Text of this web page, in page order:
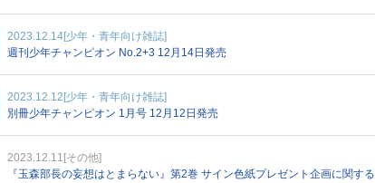
2023.12.14[少年・青年向け雑誌]
週刊少年チャンピオン No.2+3 12月14日発売
2023.12.12 [少年・青年向け雑誌]
別冊少年チャンピオン 1月号 12月12日発売
2023.12.11 [その他]
『玉森部長の妄想はとまらない』第2巻 サイン色紙プレゼント企画に関する